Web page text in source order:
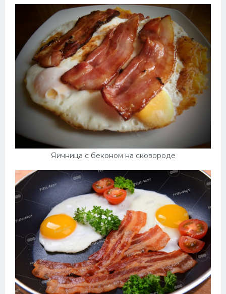
Яичница с беконом на сковороде